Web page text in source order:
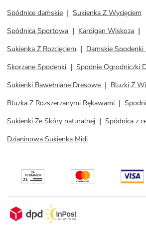
Spódnice damskie
Sukienka Z Wycięciem
Spódnica Sportowa
Kardigan Wiskoza
Sukienka Z Rozcięciem
Damskie
Skorzane Spodenki
Spodnie Ogrodniczki
Sukienki Bawełniane Dresowe
Bluzki Z
Bluzka Z Rozszerzanymi Rękawami
Sukienki Ze Skóry naturalnej
Spódnica z
Dzianinowa Sukienka Midi